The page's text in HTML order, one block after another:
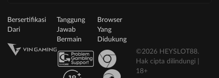
Bersertifikasi
Dari
Tanggung
Jawab
Bermain
Browser
Yang
Didukung
©2026 HEYSLOT88.
Hak cipta dilindungi |
18+